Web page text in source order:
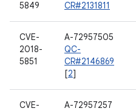
5849
CR#2131811
CVE-
2018-
5851
A-72957505
QC-
CR#2146869
[2]
CVE-
A-72957257